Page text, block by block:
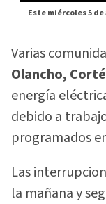
Este miércoles 5
Varias
Olancho,
energía
debido a
programados
Las
la mañana y